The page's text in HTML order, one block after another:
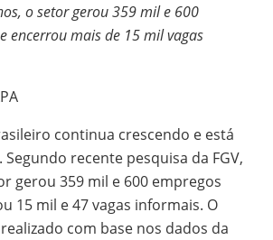
o setor gerou 359 mil e 600
encerrou mais de 15 mil vagas
continua crescendo e está
recente pesquisa da FGV,
gerou 359 mil e 600 empregos
15 mil e 47 vagas informais. O
com base nos dados da